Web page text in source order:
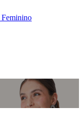
Feminino